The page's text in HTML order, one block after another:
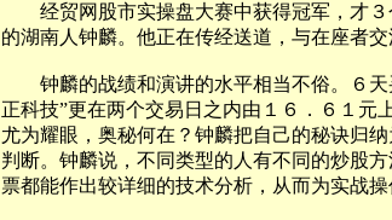
经贸网股市实操盘大赛中获得冠军，才３
的湖南人钟麟。他正在传经送道，与在座者交
钟麟的战绩和演讲的水平相当不俗。６天
正科技”更在两个交易日之内由１６．６１元
尤为耀眼，奥秘何在？钟麟把自己的秘诀归
判断。钟麟说，不同类型的人有不同的炒股
票都能作出较详细的技术分析，从而为实战操